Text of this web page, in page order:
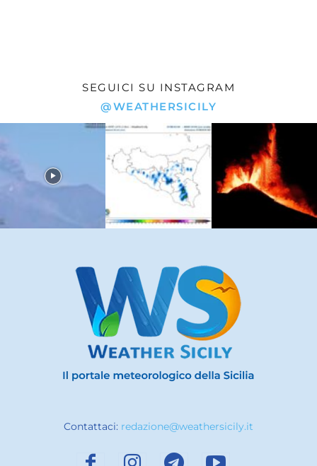
SEGUICI SU INSTAGRAM
@WEATHERSICILY
Contattaci: redazione@weathersicily.it